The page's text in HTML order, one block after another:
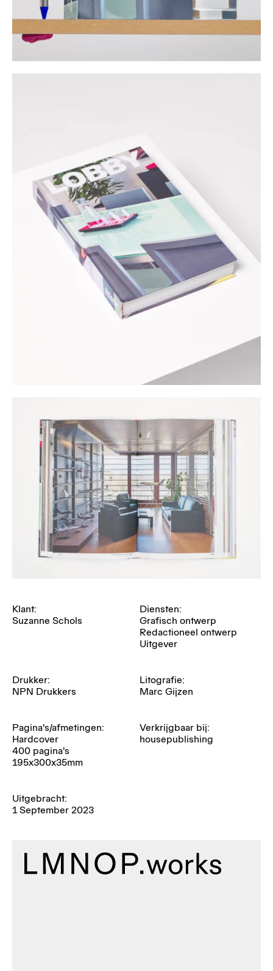
Klant:
Suzanne Schols
Diensten:
Grafisch ontwerp
Redactioneel ontwerp
Uitgever
Drukker:
NPN Drukkers
Litografie:
Marc Gijzen
Pagina's/afmetingen:
Hardcover
400 pagina's
195x300x35mm
Verkrijgbaar bij:
housepublishing
Uitgebracht:
1 September 2023